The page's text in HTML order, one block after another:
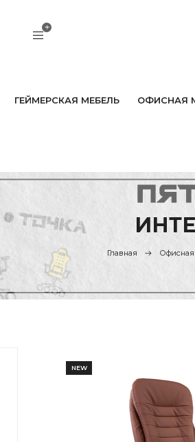
ГЕЙМЕРСКАЯ МЕБЕЛЬ ОФИСНАЯ
Главная
NEW